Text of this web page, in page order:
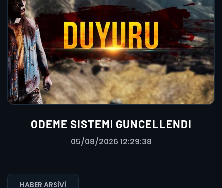
ODEME SISTEMI GUNCELLENDI
05/08/2026 12:29:38
HABER ARSIVI